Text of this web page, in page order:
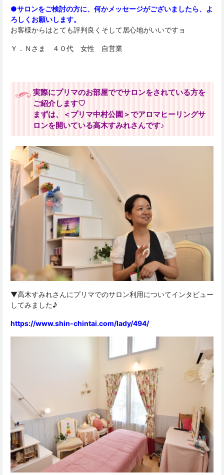
●サロンをご検討の方に、何かメッセージがございましたら、よ
ろしくお願いします。
お客様からはとても評判良くそして居心地がいいですョ
Ｙ．Ｎさま ４０代 女性 自営業
実際にプリマのお部屋ででサロンをされている方を
ご紹介します♡
まずは、＜プリマ中村公園＞でアロマヒーリングサ
ロンを開いている高木すみれさんです♪
▼高木すみれさんにプリマでのサロン利用についてインタビュー
してみました♪
https://www.shin-chintai.com/lady/494/